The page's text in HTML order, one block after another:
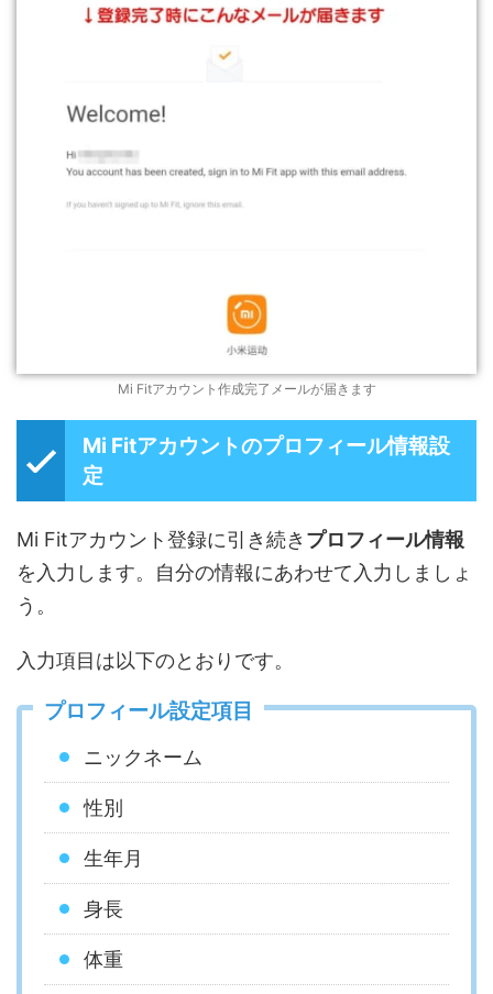
Mi Fitアカウント作成完了メールが届きます
Mi Fitアカウントのプロフィール情報設
定
Mi Fitアカウント登録に引き続き プロフィール情報
を入力します。自分の情報にあわせて入力しましょ
う。
入力項目は以下のとおりです。
プロフィール設定項目
ニックネーム
性別
生年月
身長
体重